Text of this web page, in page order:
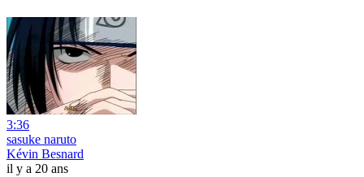
3:36
sasuke naruto
Kévin Besnard
il y a 20 ans